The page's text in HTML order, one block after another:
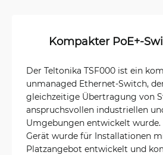
Kompakter PoE+-
Der Teltonika TSF000 ist ein
unmanaged Ethernet-Switch,
gleichzeitige Übertragung von
anspruchsvollen industriellen
Umgebungen entwickelt wurde.
Gerät wurde für Installationen
Platzangebot entwickelt und